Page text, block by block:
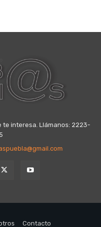
te interesa. Llámanos: 2223-
Contacto